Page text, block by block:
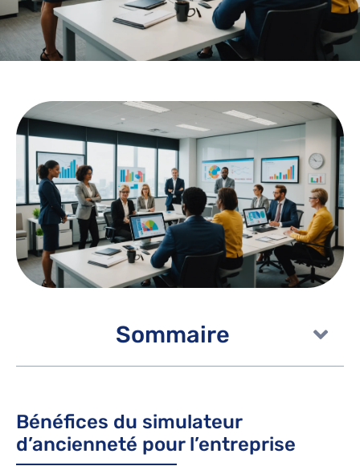
Sommaire
Bénéfices du simulateur
d’ancienneté pour l’entreprise